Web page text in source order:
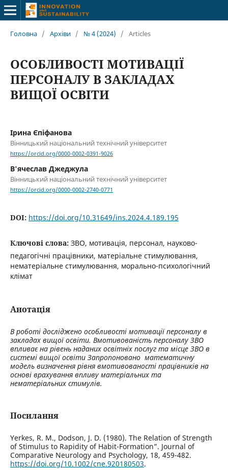
Головна / Архіви / № 4 (2024) / Articles
ОСОБЛИВОСТІ МОТИВАЦІЇ
ПЕРСОНАЛУ В ЗАКЛАДАХ
ВИЩОЇ ОСВІТИ
Ірина Єпіфанова
Вінницький національний технічний університет
https://orcid.org/0000-0002-0391-9026
В'ячеслав Джеджула
Вінницький національний технічний університет
https://orcid.org/0000-0002-2740-0771
DOI: https://doi.org/10.31649/ins.2024.4.189.195
Ключові слова: ЗВО, мотивація, персонал, науково-
педагогічні працівники, матеріальне стимулювання,
нематеріальне стимулювання, морально-психологічний
клімат
Анотація
В роботі досліджено особливості мотивації персоналу в
закладах вищої освіти. Вмотивованість персоналу ЗВО
впливає на рівень наданих освітніх послуг та місце ЗВО в
системі вищої освіти Запропоновано математичну
модель визначення рівня вмотивованості працівників на
основі врахування впливу матеріальних та
нематеріальних стимулів.
Посилання
Yerkes, R. M., Dodson, J. D. (1980). The Relation of Strength
of Stimulus to Rapidity of Habit-Formation”. Journal of
Comparative Neurology and Psychology, 18, 459-482.
https://doi.org/10.1002/cne.920180503.